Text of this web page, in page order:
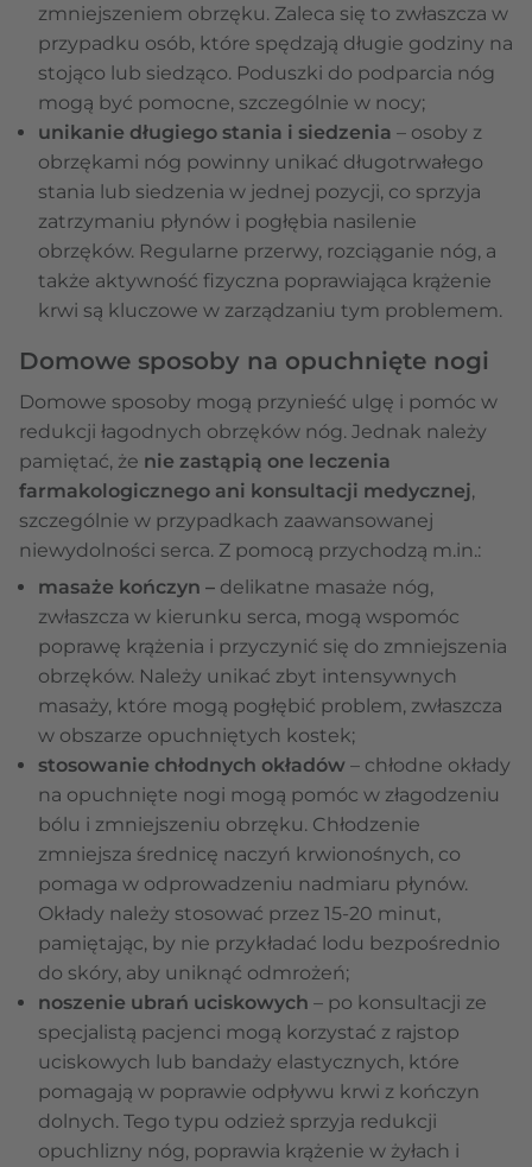
zmniejszeniem obrzęku. Zaleca się to zwłaszcza w
przypadku osób, które spędzają długie godziny na
stojąco lub siedząco. Poduszki do podparcia nóg
mogą być pomocne, szczególnie w nocy;
unikanie długiego stania i siedzenia – osoby z
obrzękami nóg powinny unikać długotrwałego
stania lub siedzenia w jednej pozycji, co sprzyja
zatrzymaniu płynów i pogłębia nasilenie
obrzęków. Regularne przerwy, rozciąganie nóg, a
także aktywność fizyczna poprawiająca krążenie
krwi są kluczowe w zarządzaniu tym problemem.
Domowe sposoby na opuchnięte nogi
Domowe sposoby mogą przynieść ulgę i pomóc w
redukcji łagodnych obrzęków nóg. Jednak należy
pamiętać, że nie zastąpią one leczenia
farmakologicznego ani konsultacji medycznej,
szczególnie w przypadkach zaawansowanej
niewydolności serca. Z pomocą przychodzą m.in.:
masaże kończyn – delikatne masaże nóg,
zwłaszcza w kierunku serca, mogą wspomóc
poprawę krążenia i przyczynić się do zmniejszenia
obrzęków. Należy unikać zbyt intensywnych
masaży, które mogą pogłębić problem, zwłaszcza
w obszarze opuchniętych kostek;
stosowanie chłodnych okładów – chłodne okłady
na opuchnięte nogi mogą pomóc w złagodzeniu
bólu i zmniejszeniu obrzęku. Chłodzenie
zmniejsza średnicę naczyń krwionośnych, co
pomaga w odprowadzeniu nadmiaru płynów.
Okłady należy stosować przez 15-20 minut,
pamiętając, by nie przykładać lodu bezpośrednio
do skóry, aby uniknąć odmrożeń;
noszenie ubrań uciskowych – po konsultacji ze
specjalistą pacjenci mogą korzystać z rajstop
uciskowych lub bandaży elastycznych, które
pomagają w poprawie odpływu krwi z kończyn
dolnych. Tego typu odzież sprzyja redukcji
opuchlizny nóg, poprawia krążenie w żyłach i